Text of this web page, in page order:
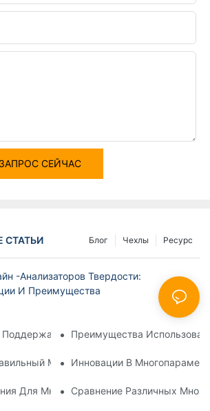
СЕЙЧАС
СТАТЬИ Ресурс
Чехлы
Блог
-анализаторов Твердости:
И Преимущества
Анализатора Растворенного
Преимущества
Многочисленный Счетчик
Инновации В
Для Многопараметрических
Сравнение Различных